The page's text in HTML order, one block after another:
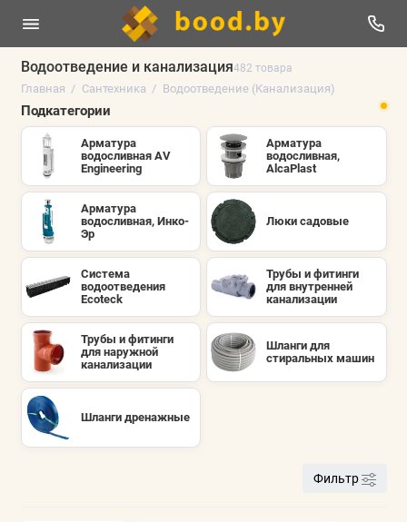
Водоотведение и канализация482 товара
Главная Сантехника Водоотведение (Канализация)
Сантехника инженерная
Чистка прайса (РАСПРОДАЖА)
Смесители и аксессуары
Водоотведение (Канализация)
Инструмент и расходные материалы
Сантехника чистовая
Показать все
Подкатегории
Арматура
водосливная AV
Engineering
Арматура
водосливная,
AlcaPlast
Арматура
водосливная, Инко-
Эр
Люки садовые
Система
водоотведения
Ecoteck
Трубы и фитинги
для внутренней
канализации
Трубы и фитинги
для наружной
канализации
Шланги для
стиральных машин
Шланги дренажные
Фильтр